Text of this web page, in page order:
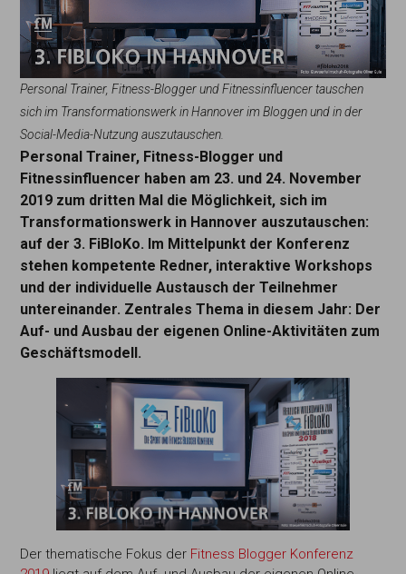
Personal Trainer, Fitness-Blogger und Fitnessinfluencer tauschen
sich im Transformationswerk in Hannover im Bloggen und in der
Social-Media-Nutzung auszutauschen.
Personal Trainer, Fitness-Blogger und
Fitnessinfluencer haben am 23. und 24. November
2019 zum dritten Mal die Möglichkeit, sich im
Transformationswerk in Hannover auszutauschen:
auf der 3. FiBloKo. Im Mittelpunkt der Konferenz
stehen kompetente Redner, interaktive Workshops
und der individuelle Austausch der Teilnehmer
untereinander. Zentrales Thema in diesem Jahr: Der
Auf- und Ausbau der eigenen Online-Aktivitäten zum
Geschäftsmodell.
Der thematische Fokus der Fitness Blogger Konferenz